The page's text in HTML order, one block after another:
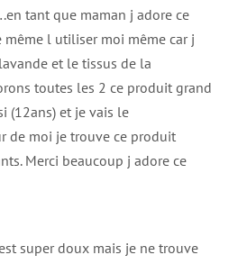
tant que maman j adore ce
l utiliser moi même car j
et le tissus de la
toutes les 2 ce produit grand
(12ans) et je vais le
de moi je trouve ce produit
Merci beaucoup j adore ce
super doux mais je ne trouve